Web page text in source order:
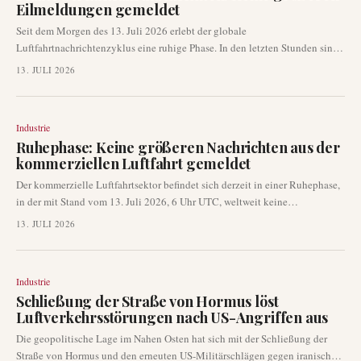
Luftfahrtindustrie.
Eilmeldungen gemeldet
Seit dem Morgen des 13. Juli 2026 erlebt der globale
Luftfahrtnachrichtenzyklus eine ruhige Phase. In den letzten Stunden sind
keine größeren Eilmeldungen mit überprüfbaren Fakten bezüglich des
Zwischenfälle aufgetaucht. Dies führt zu einer vorübergehenden Pause in
13. JULI 2026
Industrie
Ruhephase: Keine größeren Nachrichten aus der
kommerziellen Luftfahrt gemeldet
Der kommerzielle Luftfahrtsektor befindet sich derzeit in einer Ruhephase,
in der mit Stand vom 13. Juli 2026, 6 Uhr UTC, weltweit keine
signifikanten neuen Entwicklungen oder Eilmeldungen berichtet wurden.
Maßnahmen. Eine Analyse zahlreicher Nachrichtenquellen bestätigt das
13. JULI 2026
Industrie
Schließung der Straße von Hormus löst
Luftverkehrsstörungen nach US-Angriffen aus
Die geopolitische Lage im Nahen Osten hat sich mit der Schließung der
Straße von Hormus und den erneuten US-Militärschlägen gegen iranische